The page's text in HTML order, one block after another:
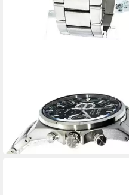
Chronograph Seiko Herrenuhr
SSB405P1 Chronograph
281,34 €
in 2-3 Werktagen bei dir